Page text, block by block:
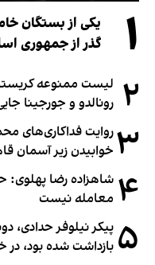
۱
یکی از بستگان
گذر از جمهوری
۲ رونالدو و جورجینا
۳ خوابیدن زیر آسمان
۴ شاهزاده رضا پهلوی:
معامله نیست
۵ پیکر نیلوفر حدادی،
بازداشت شده بود، در